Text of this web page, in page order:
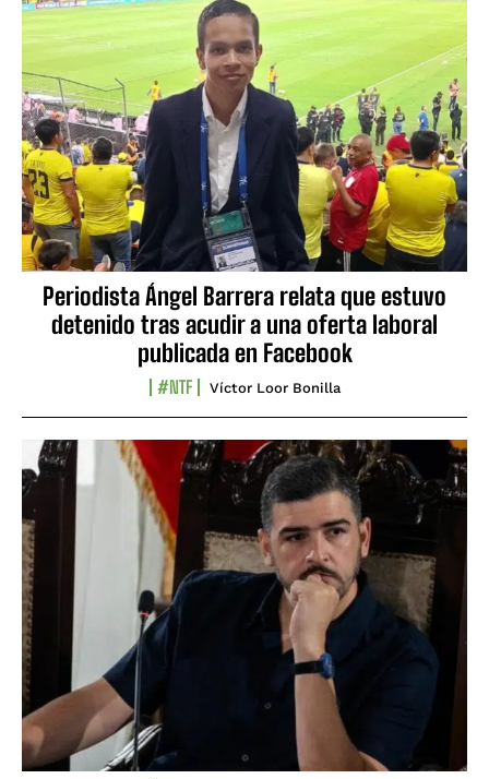
Periodista Ángel Barrera relata que estuvo
detenido tras acudir a una oferta laboral
publicada en Facebook
#NTF Víctor Loor Bonilla